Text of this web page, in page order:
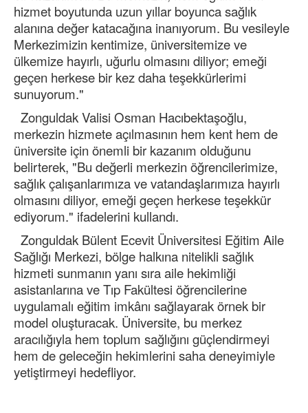
hizmet boyutunda uzun yıllar boyunca sağlık
alanına değer katacağına inanıyorum. Bu vesileyle
Merkezimizin kentimize, üniversitemize ve
ülkemize hayırlı, uğurlu olmasını diliyor; emeği
geçen herkese bir kez daha teşekkürlerimi
sunuyorum."
Zonguldak Valisi Osman Hacıbektaşoğlu,
merkezin hizmete açılmasının hem kent hem de
üniversite için önemli bir kazanım olduğunu
belirterek, "Bu değerli merkezin öğrencilerimize,
sağlık çalışanlarımıza ve vatandaşlarımıza hayırlı
olmasını diliyor, emeği geçen herkese teşekkür
ediyorum." ifadelerini kullandı.
Zonguldak Bülent Ecevit Üniversitesi Eğitim Aile
Sağlığı Merkezi, bölge halkına nitelikli sağlık
hizmeti sunmanın yanı sıra aile hekimliği
asistanlarına ve Tıp Fakültesi öğrencilerine
uygulamalı eğitim imkânı sağlayarak örnek bir
model oluşturacak. Üniversite, bu merkez
aracılığıyla hem toplum sağlığını güçlendirmeyi
hem de geleceğin hekimlerini saha deneyimiyle
yetiştirmeyi hedefliyor.